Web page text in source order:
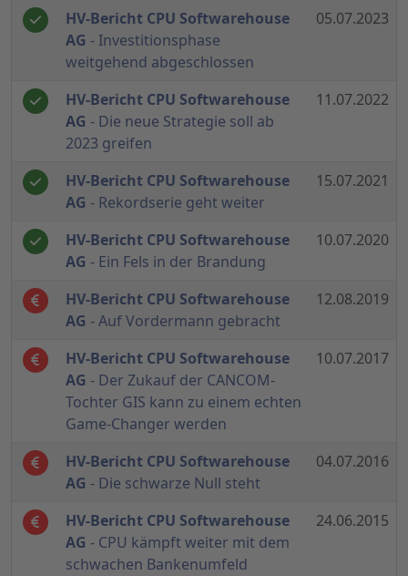
HV-Bericht CPU Softwarehouse
AG - Investitionsphase
weitgehend abgeschlossen
05.07.2023
HV-Bericht CPU Softwarehouse
AG - Die neue Strategie soll ab
2023 greifen
11.07.2022
HV-Bericht CPU Softwarehouse
AG - Rekordserie geht weiter
15.07.2021
HV-Bericht CPU Softwarehouse
AG - Ein Fels in der Brandung
10.07.2020
HV-Bericht CPU Softwarehouse
AG - Auf Vordermann gebracht
12.08.2019
HV-Bericht CPU Softwarehouse
AG - Der Zukauf der CANCOM-
Tochter GIS kann zu einem echten
Game-Changer werden
10.07.2017
HV-Bericht CPU Softwarehouse
AG - Die schwarze Null steht
04.07.2016
HV-Bericht CPU Softwarehouse
AG - CPU kämpft weiter mit dem
schwachen Bankenumfeld
24.06.2015